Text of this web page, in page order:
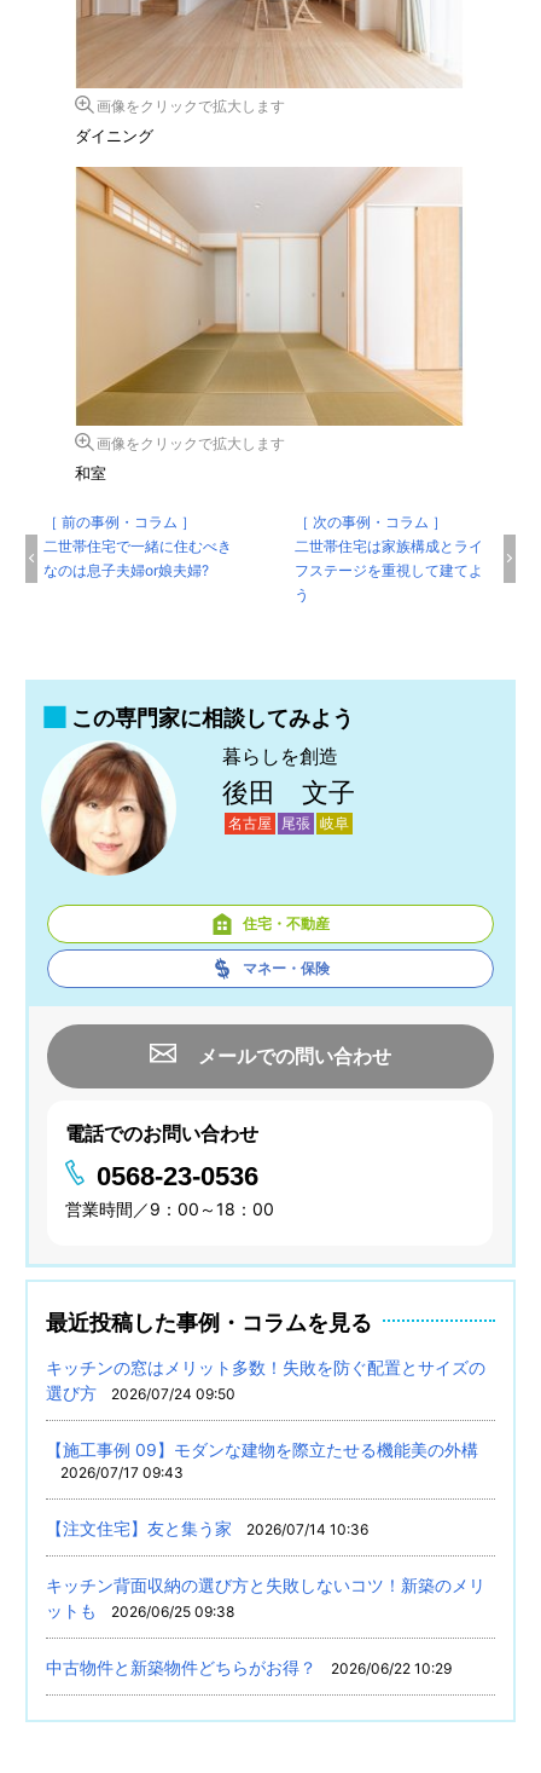
画像をクリックで拡大します
ダイニング
画像をクリックで拡大します
和室
［ 前の事例・コラム ］
二世帯住宅で一緒に住むべき
なのは息子夫婦or娘夫婦?
［ 次の事例・コラム ］
二世帯住宅は家族構成とライ
フステージを重視して建てよ
う
この専門家に相談してみよう
暮らしを創造
後田 文子
名古屋 尾張 岐阜
住宅・不動産
マネー・保険
メールでの問い合わせ
電話でのお問い合わせ
0568-23-0536
営業時間／9：00～18：00
最近投稿した事例・コラムを見る
キッチンの窓はメリット多数！失敗を防ぐ配置とサイズの
選び方
2026/07/24 09:50
【施工事例 09】モダンな建物を際立たせる機能美の外構
2026/07/17 09:43
【注文住宅】友と集う家 2026/07/14 10:36
キッチン背面収納の選び方と失敗しないコツ！新築のメリ
ットも
2026/06/25 09:38
中古物件と新築物件どちらがお得？ 2026/06/22 10:29